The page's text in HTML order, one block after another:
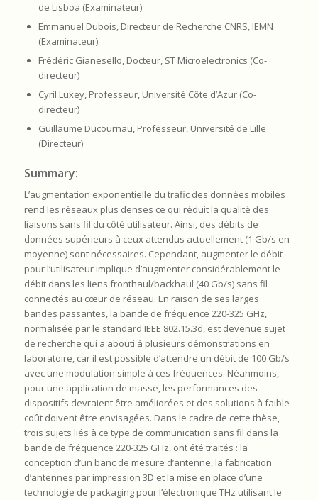
de Lisboa (Examinateur)
Emmanuel Dubois, Directeur de Recherche CNRS, IEMN
(Examinateur)
Frédéric Gianesello, Docteur, ST Microelectronics (Co-
directeur)
Cyril Luxey, Professeur, Université Côte d’Azur (Co-
directeur)
Guillaume Ducournau, Professeur, Université de Lille
(Directeur)
Summary:
L’augmentation exponentielle du trafic des données mobiles
rend les réseaux plus denses ce qui réduit la qualité des
liaisons sans fil du côté utilisateur. Ainsi, des débits de
données supérieurs à ceux attendus actuellement (1 Gb/s en
moyenne) sont nécessaires. Cependant, augmenter le débit
pour l’utilisateur implique d’augmenter considérablement le
débit dans les liens fronthaul/backhaul (40 Gb/s) sans fil
connectés au cœur de réseau. En raison de ses larges
bandes passantes, la bande de fréquence 220-325 GHz,
normalisée par le standard IEEE 802.15.3d, est devenue sujet
de recherche qui a abouti à plusieurs démonstrations en
laboratoire, car il est possible d’attendre un débit de 100 Gb/s
avec une modulation simple à ces fréquences. Néanmoins,
pour une application de masse, les performances des
dispositifs devraient être améliorées et des solutions à faible
coût doivent être envisagées. Dans le cadre de cette thèse,
trois sujets liés à ce type de communication sans fil dans la
bande de fréquence 220-325 GHz, ont été traités : la
conception d’un banc de mesure d’antenne, la fabrication
d’antennes par impression 3D et la mise en place d’une
technologie de packaging pour l’électronique THz utilisant le